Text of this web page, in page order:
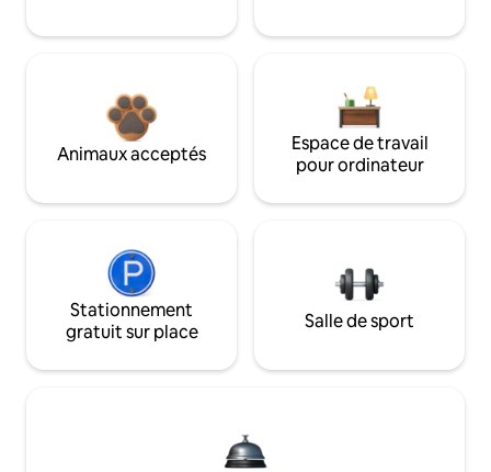
Animaux acceptés
Espace de travail
pour ordinateur
Stationnement
gratuit sur place
Salle de sport